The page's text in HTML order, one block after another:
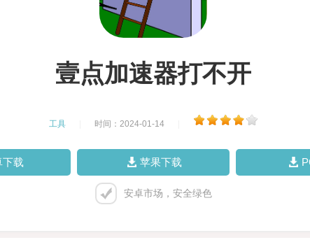
壹点加速器打不开
工具 时间：2024-01-14
下载 苹果下载
安卓市场，安全绿色